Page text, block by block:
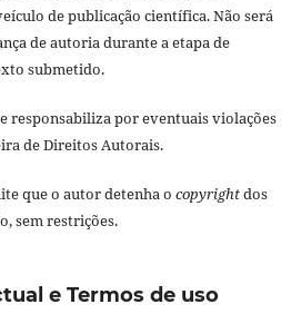
de publicação científica. Não será
de autoria durante a etapa de
submetido.
responsabiliza por eventuais violações
de Direitos Autorais.
que o autor detenha o copyrightdos
sem restrições.
e Termos de uso